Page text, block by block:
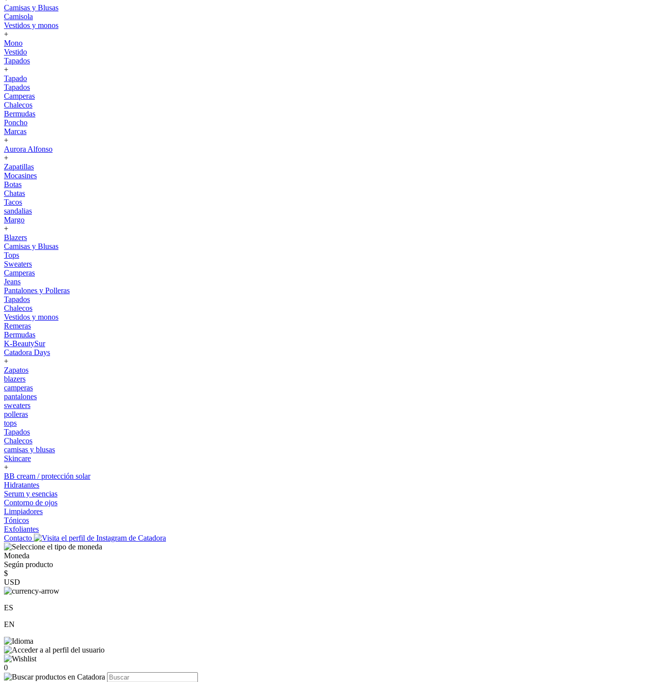
Camisas y Blusas
Camisola
Vestidos y monos
+
Mono
Vestido
Tapados
+
Tapado
Tapados
Camperas
Chalecos
Bermudas
Poncho
Marcas
+
Aurora Alfonso
+
Zapatillas
Mocasines
Botas
Chatas
Tacos
sandalias
Margo
+
Blazers
Camisas y Blusas
Tops
Sweaters
Camperas
Jeans
Pantalones y Polleras
Tapados
Chalecos
Vestidos y monos
Remeras
Bermudas
K-BeautySur
Catadora Days
+
Zapatos
blazers
camperas
pantalones
sweaters
polleras
tops
Tapados
Chalecos
camisas y blusas
Skincare
+
BB cream / protección solar
Hidratantes
Serum y esencias
Contorno de ojos
Limpiadores
Tónicos
Exfoliantes
Contacto
Moneda
Según producto
$
USD
ES
EN
0